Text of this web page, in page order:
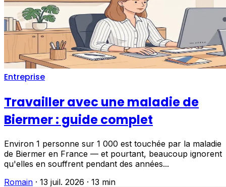
Entreprise
Travailler avec une maladie de
Biermer : guide complet
Environ 1 personne sur 1 000 est touchée par la maladie
de Biermer en France — et pourtant, beaucoup ignorent
qu'elles en souffrent pendant des années...
Romain · 13 juil. 2026 · 13 min